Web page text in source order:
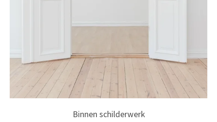
Binnen schilderwerk